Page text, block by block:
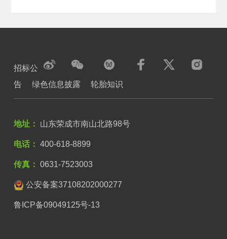
招标公
告
绿色信息披露 轮胎知识
地址： 山东荣成市南山北路98号
电话： 400-618-8899
传真： 0631-7523003
公安备案37108202000277
鲁ICP备09049125号-13